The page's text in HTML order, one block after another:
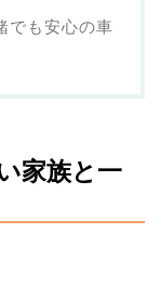
でも安心の車
家族と一